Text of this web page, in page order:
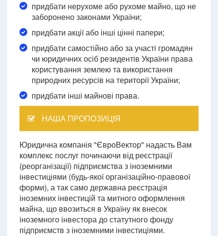
придбати нерухоме або рухоме майно, що не
заборонено законами України;
придбати акції або інші цінні папери;
придбати самостійно або за участі громадян
чи юридичних осіб резидентів України права
користування землею та використання
природних ресурсів на території України;
придбати інші майнові права.
НАША ПРОПОЗИЦІЯ
Юридична компанія "ЄвроВектор" надасть Вам
комплекс послуг починаючи від реєстрації
(реорганізації) підприємства з іноземними
інвестиціями (будь-якої організаційно-правової
форми), а так само державна реєстрація
іноземних інвестицій та митного оформлення
майна, що ввозиться в Україну як внесок
іноземного інвестора до статутного фонду
підприємств з іноземними інвестиціями.